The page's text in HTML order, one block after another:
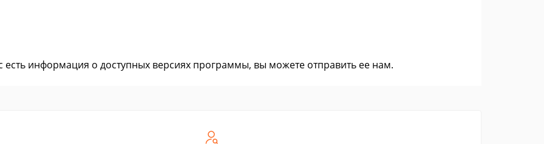
есть информация о доступных версиях программы, вы можете отправить ее нам.